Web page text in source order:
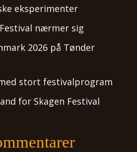
eksperimenter
nærmer sig
2026 på Tønder
med stort festivalprogram
for Skagen Festival